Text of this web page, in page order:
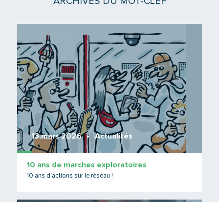
13 mars 2026 Actualités
10 ans de marches exploratoires
10 ans d'actions sur le réseau !